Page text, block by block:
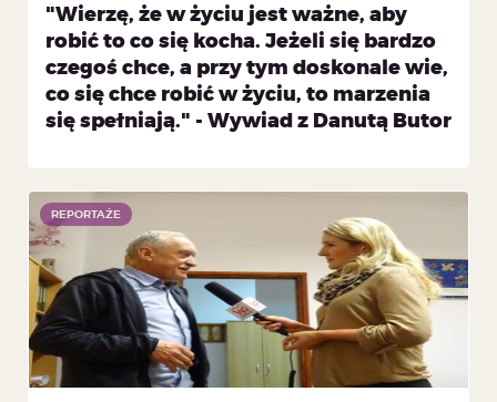
"Wierzę, że w życiu jest ważne, aby
robić to co się kocha. Jeżeli się bardzo
czegoś chce, a przy tym doskonale wie,
co się chce robić w życiu, to marzenia
się spełniają." - Wywiad z Danutą Butor
REPORTAŻE